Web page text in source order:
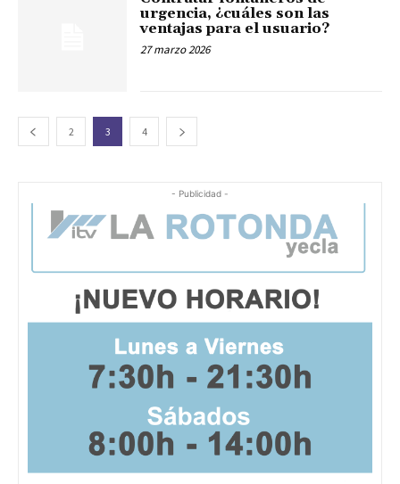
urgencia, ¿cuáles son las
ventajas para el usuario?
27 marzo 2026
2 3 4
- Publicidad -